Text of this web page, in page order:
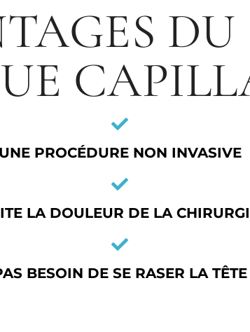
DU
UNE PROCÉDURE NON INVASIVE
LA DOULEUR DE LA
BESOIN DE SE RASER LA TÊTE